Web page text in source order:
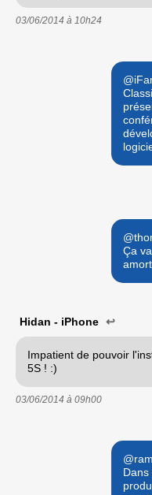
03/06/2014 à 10h24
Ça
Hidan - iPhone ↩
Impatient de pouvoir
5S ! :)
03/06/2014 à 09h00